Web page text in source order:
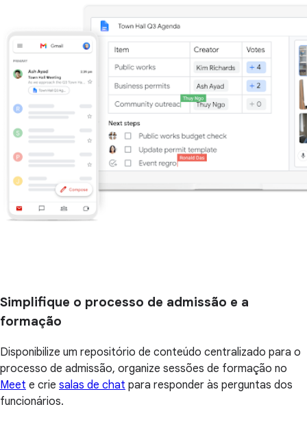
Simplifique o processo de admissão e a
formação
Disponibilize um repositório de conteúdo centralizado para o
processo de admissão, organize sessões de formação no
Meet e crie salas de chat para responder às perguntas dos
funcionários.